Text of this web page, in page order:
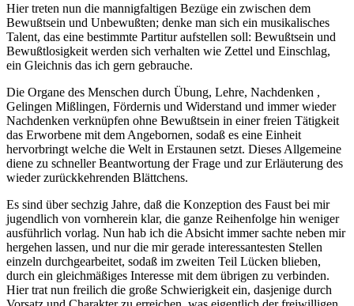
Hier treten nun die mannigfaltigen Bezüge ein zwischen dem
Bewußtsein und Unbewußten; denke man sich ein musikalisches
Talent, das eine bestimmte Partitur aufstellen soll: Bewußtsein und
Bewußtlosigkeit werden sich verhalten wie Zettel und Einschlag,
ein Gleichnis das ich gern gebrauche.
Die Organe des Menschen durch Übung, Lehre, Nachdenken ,
Gelingen Mißlingen, Fördernis und Widerstand und immer wieder
Nachdenken verknüpfen ohne Bewußtsein in einer freien Tätigkeit
das Erworbene mit dem Angebornen, sodaß es eine Einheit
hervorbringt welche die Welt in Erstaunen setzt. Dieses Allgemeine
diene zu schneller Beantwortung der Frage und zur Erläuterung des
wieder zurückkehrenden Blättchens.
Es sind über sechzig Jahre, daß die Konzeption des Faust bei mir
jugendlich von vornherein klar, die ganze Reihenfolge hin weniger
ausführlich vorlag. Nun hab ich die Absicht immer sachte neben mir
hergehen lassen, und nur die mir gerade interessantesten Stellen
einzeln durchgearbeitet, sodaß im zweiten Teil Lücken blieben,
durch ein gleichmäßiges Interesse mit dem übrigen zu verbinden.
Hier trat nun freilich die große Schwierigkeit ein, dasjenige durch